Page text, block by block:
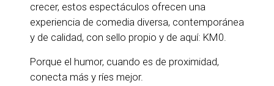
crecer, estos espectáculos ofrecen una
experiencia de comedia diversa, contemporánea
y de calidad, con sello propio y de aquí: KM0.
Porque el humor, cuando es de proximidad,
conecta más y ríes mejor.